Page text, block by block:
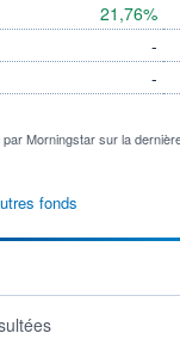
21,76%
-
-
Morningstar sur la
fonds